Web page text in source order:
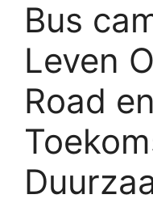
Bus
Leven
Road